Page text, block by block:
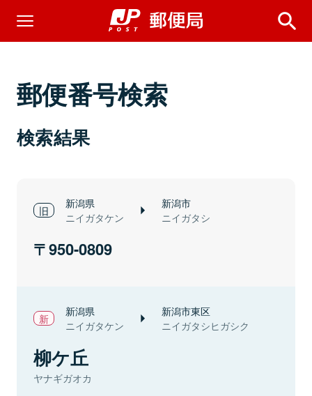
郵便番号検索
検索結果
新潟県
ニイガタケン
新潟市
ニイガタシ
950-0809
新潟県
ニイガタケン
新潟市東区
ニイガタシヒガシク
柳ケ丘
ヤナギガオカ